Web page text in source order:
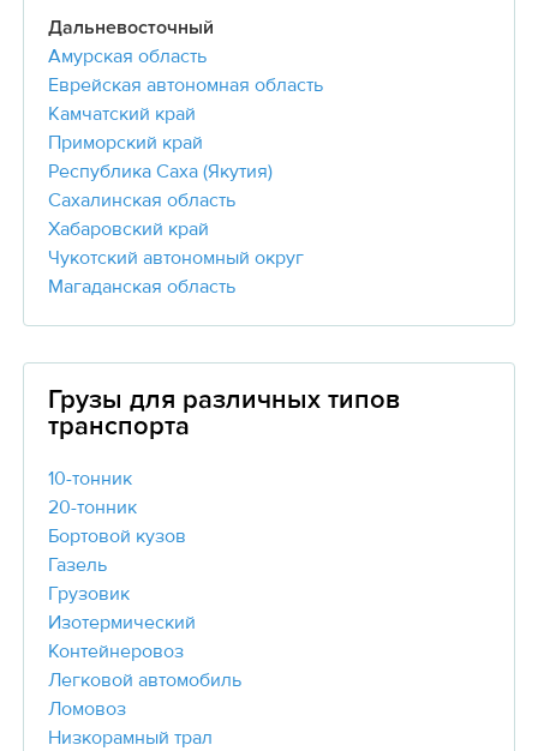
Дальневосточный
Амурская область
Еврейская автономная область
Камчатский край
Приморский край
Республика Саха (Якутия)
Сахалинская область
Хабаровский край
Чукотский автономный округ
Магаданская область
Грузы для различных типов
транспорта
10-тонник
20-тонник
Бортовой кузов
Газель
Грузовик
Изотермический
Контейнеровоз
Легковой автомобиль
Ломовоз
Низкорамный трал